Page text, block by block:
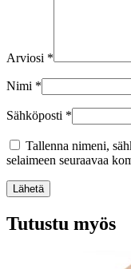
Arviosi *
Nimi *
Sähköposti *
Tallenna nimeni,
selaimeen seuraavaa
Lähetä
Tutustu myös